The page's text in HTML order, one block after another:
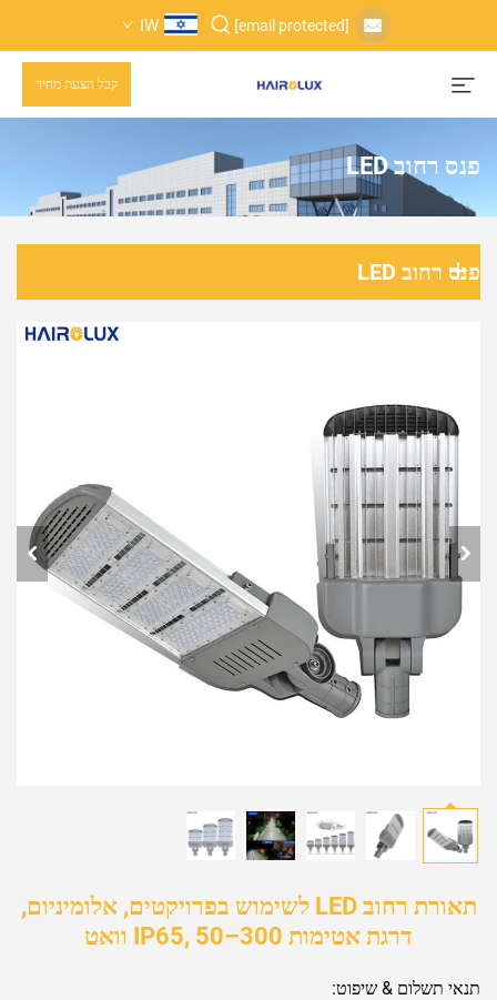
[email protected]
IW
קבל הצעת מחיר
פנס רחוב LED
פנס רחוב LED
תאורת רחוב LED לשימוש בפרויקטים, אלומיניום,
דרגת אטימות IP65, 50–300 וואט
תנאי תשלום & שיפוט: